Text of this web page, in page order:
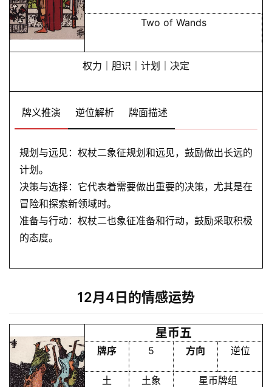
首
页
黄
命
理
登录 注册
Two of Wands
权力｜胆识｜计划｜决定
牌义推演 逆位解析 牌面描述
规划与远见：权杖二象征规划和远见，鼓励做出长远的
计划。
决策与选择：它代表着需要做出重要的决策，尤其是在
冒险和探索新领域时。
准备与行动：权杖二也象征准备和行动，鼓励采取积极
的态度。
12月4日的情感运势
星币五
牌序 5 方向 逆位
土 土象 星币牌组